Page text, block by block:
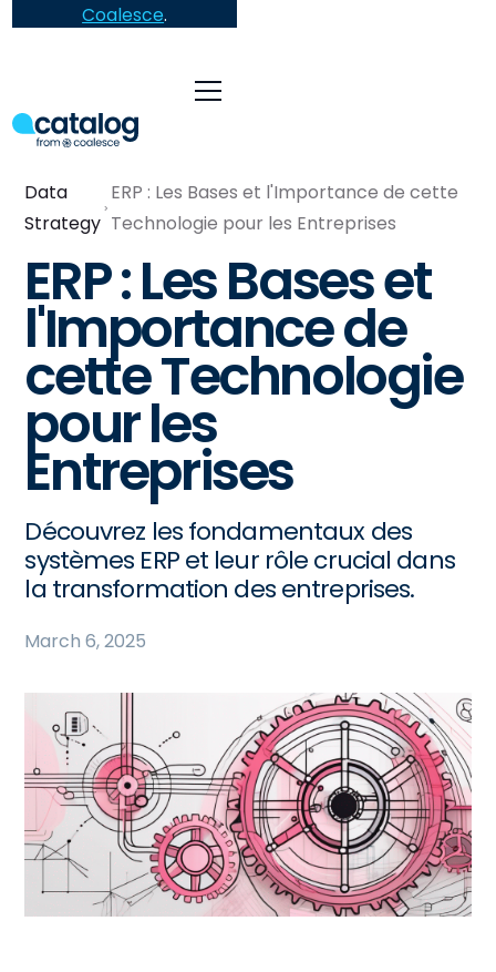
Coalesce.
Data
Strategy
ERP : Les Bases et l'Importance de cette
Technologie pour les Entreprises
ERP : Les Bases et
l'Importance de
cette Technologie
pour les
Entreprises
Découvrez les fondamentaux des
systèmes ERP et leur rôle crucial dans
la transformation des entreprises.
March 6, 2025